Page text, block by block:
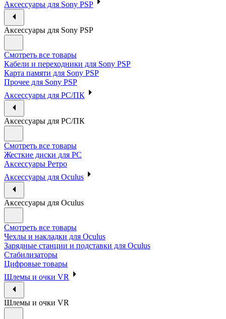
Аксессуары для Sony PSP
Аксессуары для Sony PSP
Смотреть все товары
Кабели и переходники для Sony PSP
Карта памяти для Sony PSP
Прочее для Sony PSP
Аксессуары для PC/ПК
Аксессуары для PC/ПК
Смотреть все товары
Жесткие диски для PC
Аксессуары Ретро
Аксессуары для Oculus
Аксессуары для Oculus
Смотреть все товары
Чехлы и накладки для Oculus
Зарядные станции и подставки для Oculus
Стабилизаторы
Цифровые товары
Шлемы и очки VR
Шлемы и очки VR